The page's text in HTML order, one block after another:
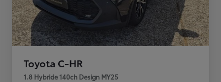
Toyota C-HR
1.8 Hybride 140ch Design MY25